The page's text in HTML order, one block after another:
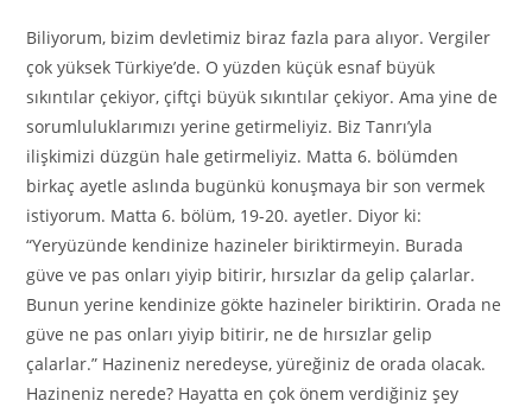
Biliyorum, bizim devletimiz biraz fazla para alıyor. Vergiler
çok yüksek Türkiye’de. O yüzden küçük esnaf büyük
sıkıntılar çekiyor, çiftçi büyük sıkıntılar çekiyor. Ama yine de
sorumluluklarımızı yerine getirmeliyiz. Biz Tanrı’yla
ilişkimizi düzgün hale getirmeliyiz. Matta 6. bölümden
birkaç ayetle aslında bugünkü konuşmaya bir son vermek
istiyorum. Matta 6. bölüm, 19-20. ayetler. Diyor ki:
“Yeryüzünde kendinize hazineler biriktirmeyin. Burada
güve ve pas onları yiyip bitirir, hırsızlar da gelip çalarlar.
Bunun yerine kendinize gökte hazineler biriktirin. Orada ne
güve ne pas onları yiyip bitirir, ne de hırsızlar gelip
çalarlar.” Hazineniz neredeyse, yüreğiniz de orada olacak.
Hazineniz nerede? Hayatta en çok önem verdiğiniz şey